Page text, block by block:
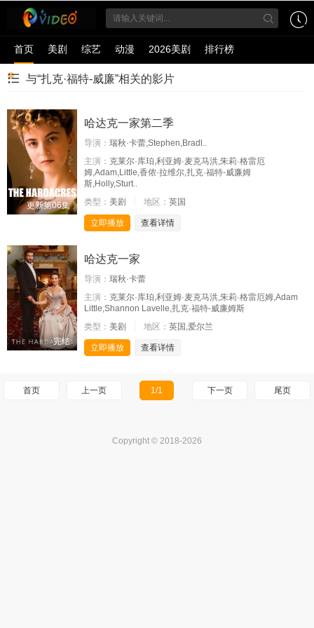
首页 美剧 综艺 动漫 2026美剧 排行榜
与“扎克·福特-威廉”相关的影片
更新第06集
哈达克一家第二季
导演： 瑞秋·卡蕾,Stephen,Bradl..
主演： 克莱尔·库珀,利亚姆·麦克马洪,朱莉·格雷厄
姆,Adam,Little,香侬·拉维尔,扎克·福特-威廉姆
斯,Holly,Sturt..
类型： 美剧 地区： 英国
立即播放 查看详情
完结
哈达克一家
导演： 瑞秋·卡蕾
主演： 克莱尔·库珀,利亚姆·麦克马洪,朱莉·格雷厄姆,Adam
Little,Shannon Lavelle,扎克·福特-威廉姆斯
类型： 美剧 地区： 英国,爱尔兰
立即播放 查看详情
首页 上一页 1/1 下一页 尾页
Copyright © 2018-2026